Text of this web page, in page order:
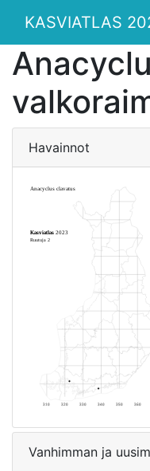
KASVIATLAS
Havainnot
Vanhimman ja